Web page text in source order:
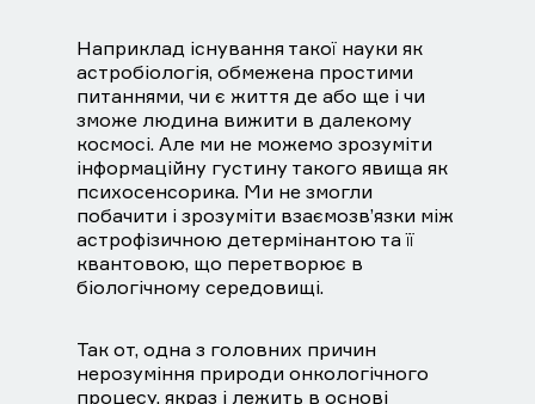
Наприклад існування такої науки як
астробіологія, обмежена простими
питаннями, чи є життя де або ще і чи
зможе людина вижити в далекому
космосі. Але ми не можемо зрозуміти
інформаційну густину такого явища як
психосенсорика. Ми не змогли
побачити і зрозуміти взаємозв’язки між
астрофізичною детермінантою та її
квантовою, що перетворює в
біологічному середовищі.
Так от, одна з головних причин
нерозуміння природи онкологічного
процесу, якраз і лежить в основі